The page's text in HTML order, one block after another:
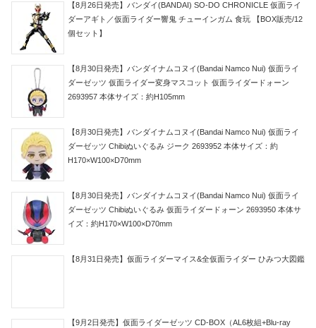
【8月26日発売】バンダイ(BANDAI) SO-DO CHRONICLE 仮面ライ
ダーアギト／仮面ライダー響鬼 チューインガム 食玩 【BOX販売/12
個セット】
【8月30日発売】バンダイナムコヌイ(Bandai Namco Nui) 仮面ライ
ダーゼッツ 仮面ライダー変身マスコット 仮面ライダードォーン
2693957 本体サイズ：約H105mm
【8月30日発売】バンダイナムコヌイ(Bandai Namco Nui) 仮面ライ
ダーゼッツ Chibiぬいぐるみ ジーク 2693952 本体サイズ：約
H170×W100×D70mm
【8月30日発売】バンダイナムコヌイ(Bandai Namco Nui) 仮面ライ
ダーゼッツ Chibiぬいぐるみ 仮面ライダードォーン 2693950 本体サ
イズ：約H170×W100×D70mm
【8月31日発売】仮面ライダーマイス&全仮面ライダー ひみつ大図鑑
【9月2日発売】仮面ライダーゼッツ CD-BOX（AL6枚組+Blu-ray